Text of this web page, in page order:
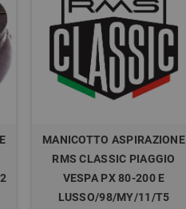
MANICOTTO ASPIRAZIONE
RMS CLASSIC PIAGGIO
VESPA PX 80-200 E
LUSSO/98/MY/11/T5